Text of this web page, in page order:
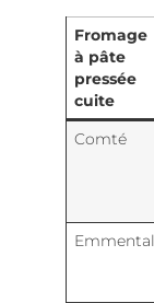
Fromage
à pâte
pressée
cuite
Comté
Emmental